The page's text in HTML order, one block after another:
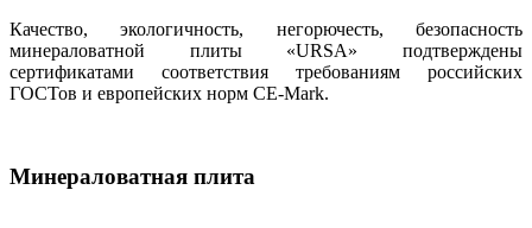
Качество, экологичность, негорючесть, безопасность
минераловатной плиты «URSA» подтверждены
сертификатами соответствия требованиям российских
ГОСТов и европейских норм CE-Mark.
Минераловатная плита